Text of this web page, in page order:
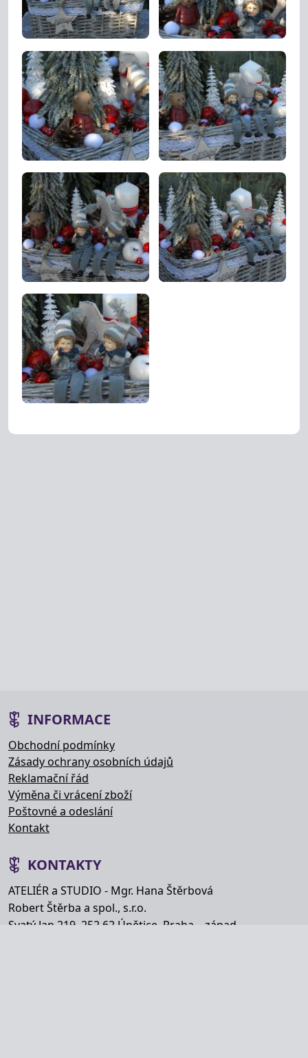
INFORMACE
Obchodní podmínky
Zásady ochrany osobních údajů
Reklamační řád
Výměna či vrácení zboží
Poštovné a odeslání
Kontakt
KONTAKTY
ATELIÉR a STUDIO - Mgr. Hana Štěrbová
Robert Štěrba a spol., s.r.o.
Svatý Jan 219, 252 62 Únětice, Praha – západ